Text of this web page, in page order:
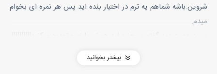
شروین:باشه شماهم یه ترم در اختیار بنده اید پس هر نمره ای بخوام
میدم.
من:دیدی دیدید گفتم بی جنبه اید همش با نمره تهدید میکنید!!!!!!!!!!
بیشتر بخوانید